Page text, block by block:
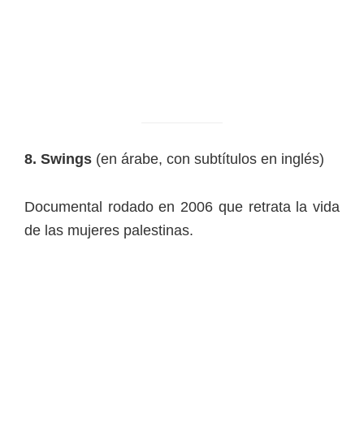
8. Swings (en árabe, con subtítulos en inglés)
Documental rodado en 2006 que retrata la vida
de las mujeres palestinas.